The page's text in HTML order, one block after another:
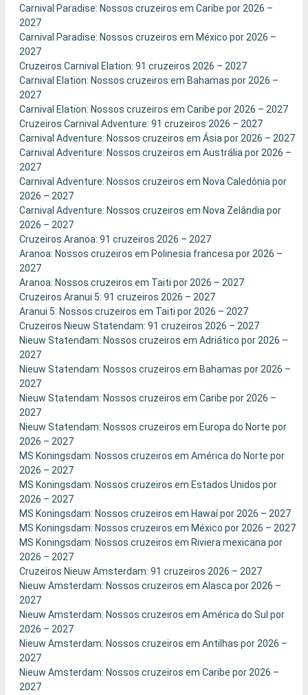
Carnival Paradise: Nossos cruzeiros em Caribe por 2026 –
2027
Carnival Paradise: Nossos cruzeiros em México por 2026 –
2027
Cruzeiros Carnival Elation: 91 cruzeiros 2026 – 2027
Carnival Elation: Nossos cruzeiros em Bahamas por 2026 –
2027
Carnival Elation: Nossos cruzeiros em Caribe por 2026 – 2027
Cruzeiros Carnival Adventure: 91 cruzeiros 2026 – 2027
Carnival Adventure: Nossos cruzeiros em Ásia por 2026 – 2027
Carnival Adventure: Nossos cruzeiros em Austrália por 2026 –
2027
Carnival Adventure: Nossos cruzeiros em Nova Caledônia por
2026 – 2027
Carnival Adventure: Nossos cruzeiros em Nova Zelândia por
2026 – 2027
Cruzeiros Aranoa: 91 cruzeiros 2026 – 2027
Aranoa: Nossos cruzeiros em Polinesia francesa por 2026 –
2027
Aranoa: Nossos cruzeiros em Taiti por 2026 – 2027
Cruzeiros Aranui 5: 91 cruzeiros 2026 – 2027
Aranui 5: Nossos cruzeiros em Taiti por 2026 – 2027
Cruzeiros Nieuw Statendam: 91 cruzeiros 2026 – 2027
Nieuw Statendam: Nossos cruzeiros em Adriático por 2026 –
2027
Nieuw Statendam: Nossos cruzeiros em Bahamas por 2026 –
2027
Nieuw Statendam: Nossos cruzeiros em Caribe por 2026 –
2027
Nieuw Statendam: Nossos cruzeiros em Europa do Norte por
2026 – 2027
MS Koningsdam: Nossos cruzeiros em América do Norte por
2026 – 2027
MS Koningsdam: Nossos cruzeiros em Estados Unidos por
2026 – 2027
MS Koningsdam: Nossos cruzeiros em Hawaí por 2026 – 2027
MS Koningsdam: Nossos cruzeiros em México por 2026 – 2027
MS Koningsdam: Nossos cruzeiros em Riviera mexicana por
2026 – 2027
Cruzeiros Nieuw Amsterdam: 91 cruzeiros 2026 – 2027
Nieuw Amsterdam: Nossos cruzeiros em Alasca por 2026 –
2027
Nieuw Amsterdam: Nossos cruzeiros em América do Sul por
2026 – 2027
Nieuw Amsterdam: Nossos cruzeiros em Antilhas por 2026 –
2027
Nieuw Amsterdam: Nossos cruzeiros em Caribe por 2026 –
2027